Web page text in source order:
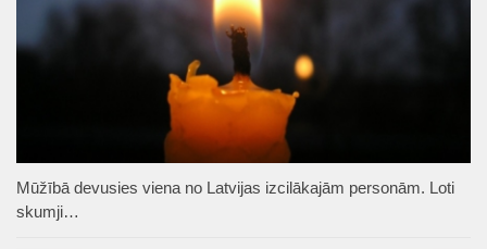
Mūžībā devusies viena no Latvijas izcilākajām personām. Loti
skumji…